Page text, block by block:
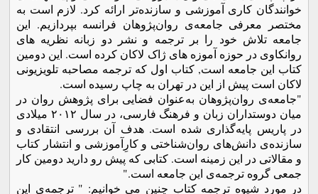
خوانندگان کاری آموزشی و سازنده‌تر ارائه کرد. لازم است به
مختصر معرفی جامعه‌ی روان‌پژوهان فرانسه بپردازیم. این
جامعه تلاش خود را بر ترجمه و نشر دو زبانه نظریه های
روانکاوی در حوزه آموزه های ژاک لاکان کرده است. این دومین
کتاب این جامعه است, کتاب اول که ترجمه مصاحبه تلویزیونی
لاکان است پیش از این در تهران به چاپ رسیده است.
"جامعه‌ی روان‌پژوهان به‌عنوان فضایی برای پژوهش روان در
میان دوستداران زبان و فرهنگ فارسی، در سال ۲۰۱۲ میلادی
در پاریس پایه‌گذاری شده است. هدف آن بررسی انتقادی و
سازنده‌ی دانش‌های روان‌شناختی و کارِآموزشی و انتشار کتاب
و مقالاتی در این زمینه است. کتابی که پیش رو دارید دومین کار
جمعی گروه ترجمه‌ی این جامعه است."
در مورد شیوه ترجمه کتاب چنین می خوانیم: " ترجمه‌ی این